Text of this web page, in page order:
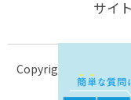
サイ
Copyright © 2004-